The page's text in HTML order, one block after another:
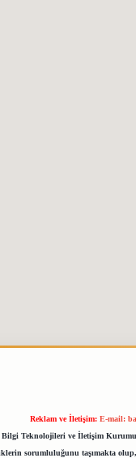
Reklam ve İletişim: E-mail:
Bilgi Teknolojileri ve İletişim
sorumluluğunu taşımakta